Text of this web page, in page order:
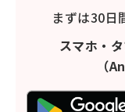
まずは30日
スマホ・
（